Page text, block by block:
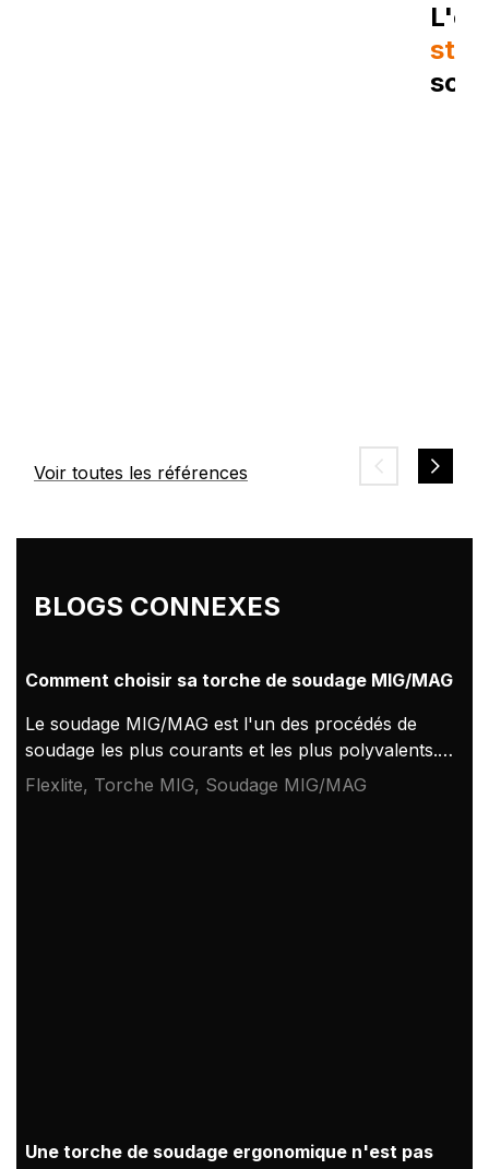
Voir toutes les références
BLOGS CONNEXES
Comment choisir sa torche de soudage MIG/MAG
Le soudage MIG/MAG est l'un des procédés de
soudage les plus courants et les plus polyvalents. Il
est utilisé pour diverses applications, telles que
Flexlite, Torche MIG, Soudage MIG/MAG
Une torche de soudage ergonomique n'est pas